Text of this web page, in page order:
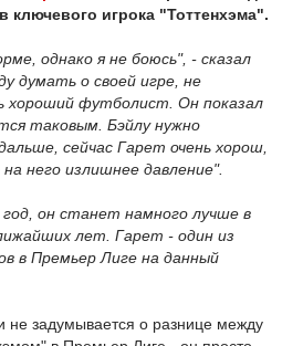
ключевого игрока "Тоттенхэма".
однако я не боюсь", - сказал
думать о своей игре, не
хороший футболист. Он показал
таковым. Бэйлу нужно
сейчас Гарет очень хорош,
него излишнее давление".
он станет намного лучше в
лет. Гарет - один из
в Премьер Лиге на данный
не задумывается о разнице между